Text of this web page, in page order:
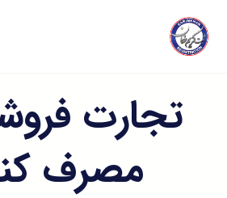
تجارت
مصرف